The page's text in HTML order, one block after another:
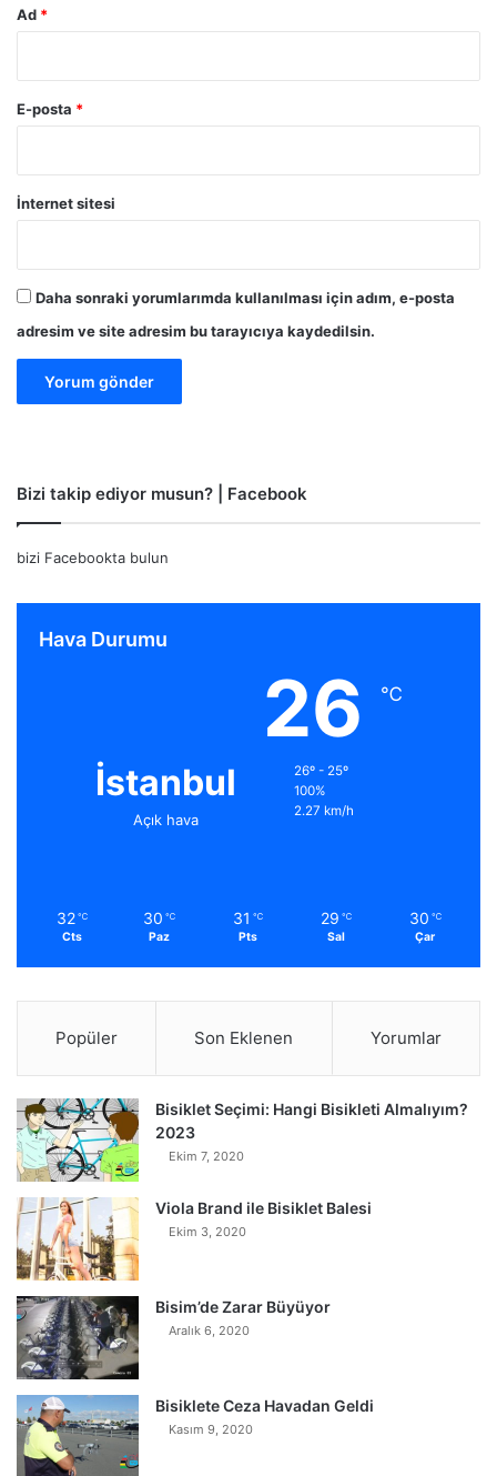
Ad *
E-posta *
İnternet sitesi
Daha sonraki yorumlarımda kullanılması için adım, e-posta
adresim ve site adresim bu tarayıcıya kaydedilsin.
Bizi takip ediyor musun? | Facebook
bizi Facebookta bulun
Hava Durumu
İstanbul
Açık hava
26 ℃
26º - 25º
100%
2.27 km/h
32 ℃
Cts
30 ℃
Paz
31 ℃
Pts
29 ℃
Sal
30 ℃
Çar
Popüler Son Eklenen Yorumlar
Bisiklet Seçimi: Hangi Bisikleti Almalıyım?
2023
Ekim 7, 2020
Viola Brand ile Bisiklet Balesi
Ekim 3, 2020
Bisim’de Zarar Büyüyor
Aralık 6, 2020
Bisiklete Ceza Havadan Geldi
Kasım 9, 2020